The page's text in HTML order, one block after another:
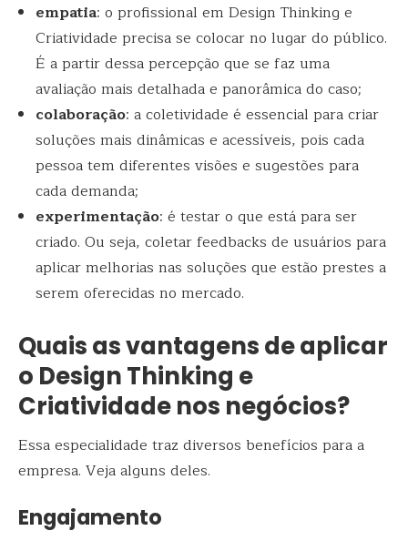
empatia: o profissional em Design Thinking e
Criatividade precisa se colocar no lugar do público.
É a partir dessa percepção que se faz uma
avaliação mais detalhada e panorâmica do caso;
colaboração: a coletividade é essencial para criar
soluções mais dinâmicas e acessíveis, pois cada
pessoa tem diferentes visões e sugestões para
cada demanda;
experimentação: é testar o que está para ser
criado. Ou seja, coletar feedbacks de usuários para
aplicar melhorias nas soluções que estão prestes a
serem oferecidas no mercado.
Quais as vantagens de aplicar
o Design Thinking e
Criatividade nos negócios?
Essa especialidade traz diversos benefícios para a
empresa. Veja alguns deles.
Engajamento